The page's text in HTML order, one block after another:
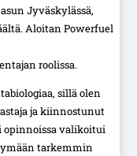
Jyväskylässä,
Aloitan Powerfuel
roolissa.
sillä olen
ja kiinnostunut
opinnoissa valikoitui
tarkemmin